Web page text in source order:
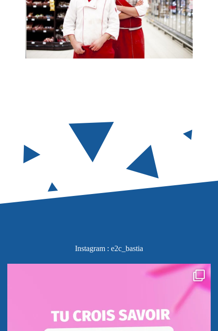
Instagram : e2c_bastia